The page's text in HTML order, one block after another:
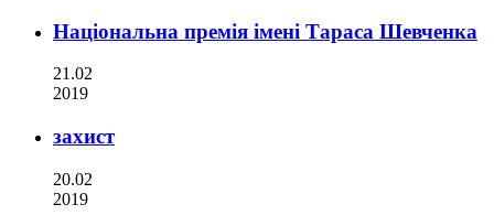
Національна премія імені Тараса Шевченка
21.02
2019
захист
20.02
2019